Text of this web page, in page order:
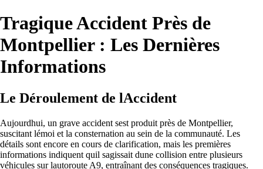
Tragique Accident Près de
Montpellier : Les Dernières
Informations
Le Déroulement de lAccident
Aujourdhui, un grave accident sest produit près de Montpellier,
suscitant lémoi et la consternation au sein de la communauté. Les
détails sont encore en cours de clarification, mais les premières
informations indiquent quil sagissait dune collision entre plusieurs
véhicules sur lautoroute A9, entraînant des conséquences tragiques.